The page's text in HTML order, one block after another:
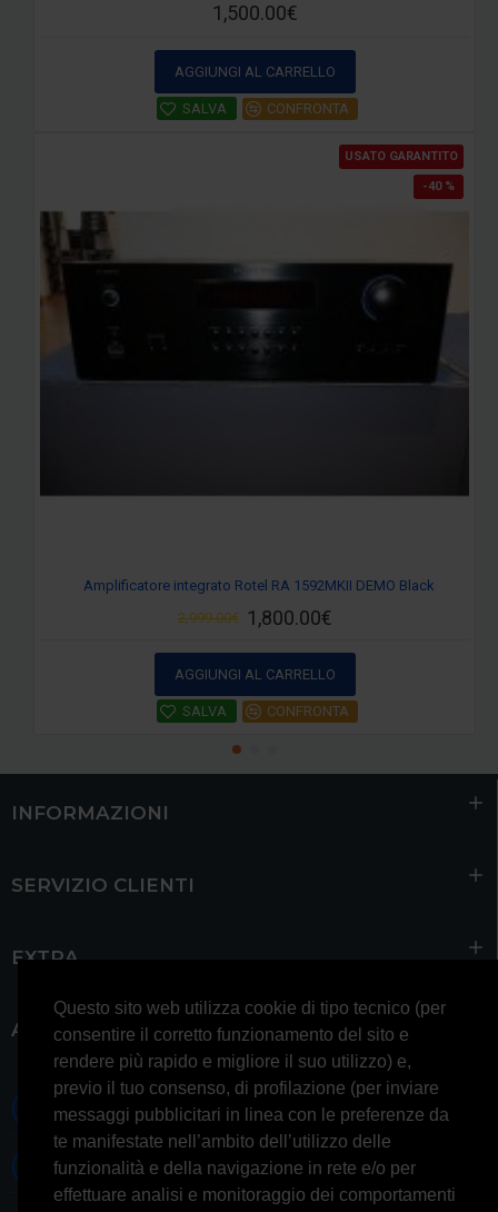
Questo sito web utilizza cookie di tipo tecnico (per
consentire il corretto funzionamento del sito e
rendere più rapido e migliore il suo utilizzo) e,
previo il tuo consenso, di profilazione (per inviare
messaggi pubblicitari in linea con le preferenze da
te manifestate nell’ambito dell’utilizzo delle
funzionalità e della navigazione in rete e/o per
effettuare analisi e monitoraggio dei comportamenti
1,500.00€
AGGIUNGI AL CARRELLO
SALVA CONFRONTA
USATO GARANTITO
-40 %
Amplificatore integrato Rotel RA 1592MKII DEMO Black
1,800.00€
2,999.00€
AGGIUNGI AL CARRELLO
SALVA CONFRONTA
INFORMAZIONI
SERVIZIO CLIENTI
EXTRA
ACCOUNT
0697245677 0697245678
Whatsapp 3314433674